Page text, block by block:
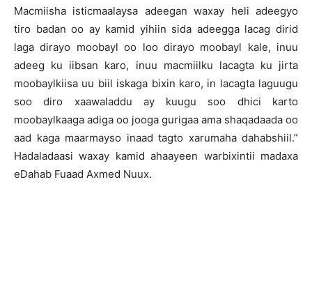
Macmiisha isticmaalaysa adeegan waxay heli adeegyo
tiro badan oo ay kamid yihiin sida adeegga lacag dirid
laga dirayo moobayl oo loo dirayo moobayl kale, inuu
adeeg ku iibsan karo, inuu macmiilku lacagta ku jirta
moobaylkiisa uu biil iskaga bixin karo, in lacagta laguugu
soo diro xaawaladdu ay kuugu soo dhici karto
moobaylkaaga adiga oo jooga gurigaa ama shaqadaada oo
aad kaga maarmayso inaad tagto xarumaha dahabshiil.”
Hadaladaasi waxay kamid ahaayeen warbixintii madaxa
eDahab Fuaad Axmed Nuux.